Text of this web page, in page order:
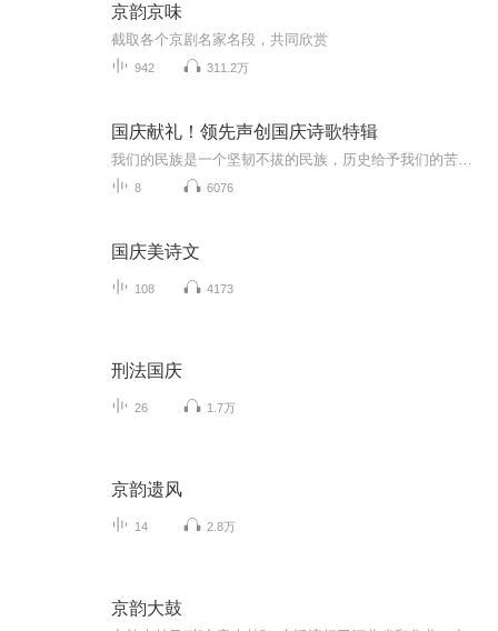
京韵京味
截取各个京剧名家名段，共同欣赏
942 311.2万
国庆献礼！领先声创国庆诗歌特辑
8 6076
国庆美诗文
108 4173
刑法国庆
26 1.7万
京韵遗风
14 2.8万
京韵大鼓